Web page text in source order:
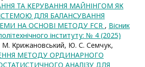
ТА КЕРУВАННЯ МАЙНІНГОМ ЯК
ДЛЯ БАЛАНСУВАННЯ
НА ОСНОВІ МЕТОДУ FCR , Вісник
інституту: № 4 (2025)
М. Крижановський, Ю. С. Семчук,
МЕТОДУ ОРДИНАРНОГО
АНАЛІЗУ ДЛЯ